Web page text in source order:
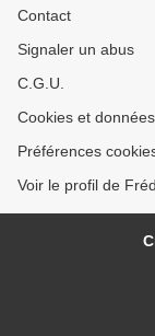
Contact
Signaler un abus
C.G.U.
Cookies et
Préférences
Voir le profil de